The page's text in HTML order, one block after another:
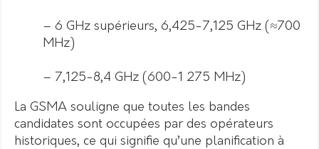
– 6 GHz supérieurs, 6,425-7,125 GHz (≈700
MHz)
– 7,125-8,4 GHz (600-1 275 MHz)
La GSMA souligne que toutes les bandes
candidates sont occupées par des opérateurs
historiques, ce qui signifie qu’une planification à